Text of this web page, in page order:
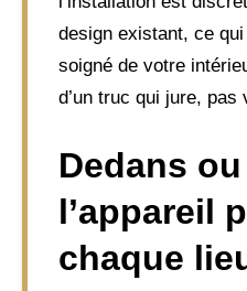
design existant, ce
soigné de votre
d’un truc qui jure, pas
Dedans
l’appareil
chaque